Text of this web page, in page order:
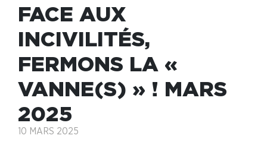
FACE AUX
INCIVILITÉS,
FERMONS LA «
VANNE(S) » ! MARS
2025
10 MARS 2025